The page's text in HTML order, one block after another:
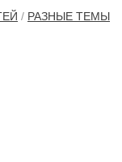
/ РАЗНЫЕ ТЕМЫ